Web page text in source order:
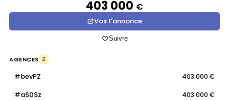
403 000 €
Voir l'annonce
Suivre
AGENCES 2
#bevPZ 403 000 €
#aS0Sz 403 000 €